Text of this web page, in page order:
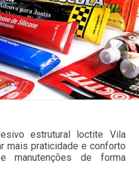
estrutural loctite Vila
mais praticidade e conforto
manutenções de forma